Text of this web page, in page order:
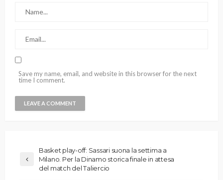
Save my name, email, and website in this browser for the next
time I comment.
Basket play-off: Sassari suona la settima a
Milano. Per la Dinamo storica finale in attesa
del match del Taliercio